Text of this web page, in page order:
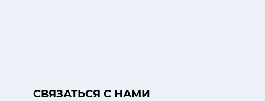
CВЯЗАТЬСЯ С НАМИ